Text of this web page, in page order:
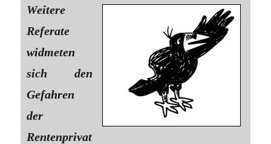
Weitere
Referate
widmeten
sich den
Gefahren
der
Rentenprivat